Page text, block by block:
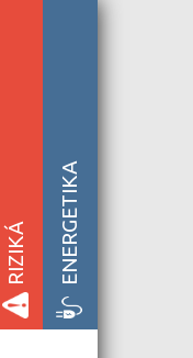
RIZIKÁ ENERGETIKA